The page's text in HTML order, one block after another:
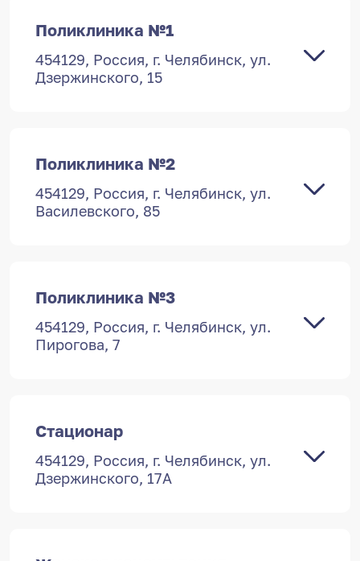
Поликлиника №1
454129, Россия, г. Челябинск, ул.
Дзержинского, 15
Дзержинского, 15
Поликлиника №2
454129, Россия, г. Челябинск, ул.
Василевского, 85
Поликлиника №3
454129, Россия, г. Челябинск, ул.
Пирогова, 7
Стационар
454129, Россия, г. Челябинск, ул.
Дзержинского, 17А